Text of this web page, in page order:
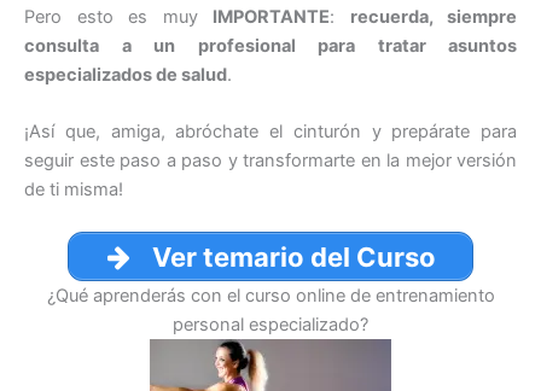
Pero esto es muy IMPORTANTE: recuerda, siempre
consulta a un profesional para tratar asuntos
especializados de salud.
¡Así que, amiga, abróchate el cinturón y prepárate para
seguir este paso a paso y transformarte en la mejor versión
de ti misma!
Ver temario del Curso
¿Qué aprenderás con el curso online de entrenamiento
personal especializado?